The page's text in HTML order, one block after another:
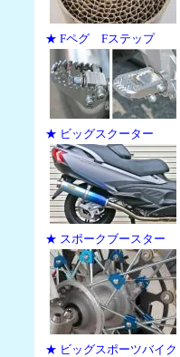
★ Fペグ Fステップ
★ ビッグスクーター
★ スポークブースター
★ ビッグスポーツバイク